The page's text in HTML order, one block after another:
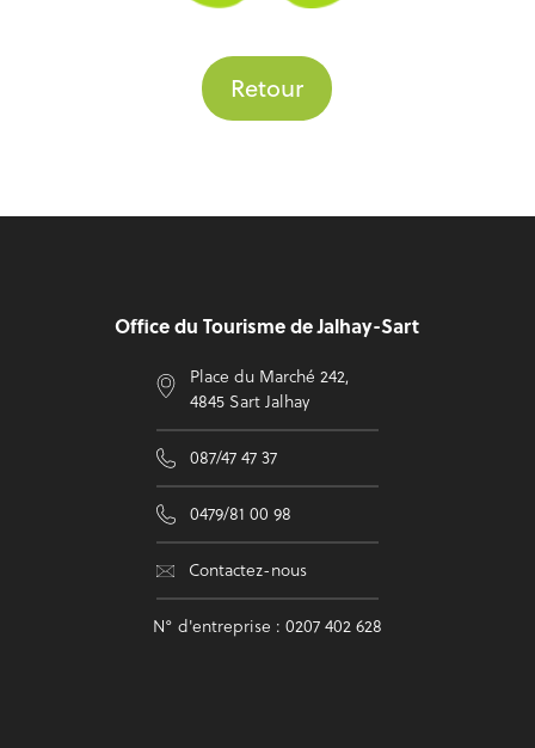
Retour
Office du Tourisme de Jalhay-Sart
Place du Marché 242,
4845 Sart Jalhay
087/47 47 37
0479/81 00 98
Contactez-nous
N° d'entreprise : 0207 402 628